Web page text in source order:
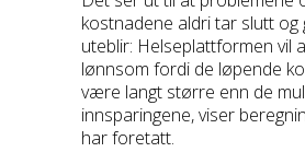
kostnadene aldri tar slutt og
uteblir: Helseplattformen vil
lønnsom fordi de løpende
være langt større enn de
innsparingene, viser
har foretatt.